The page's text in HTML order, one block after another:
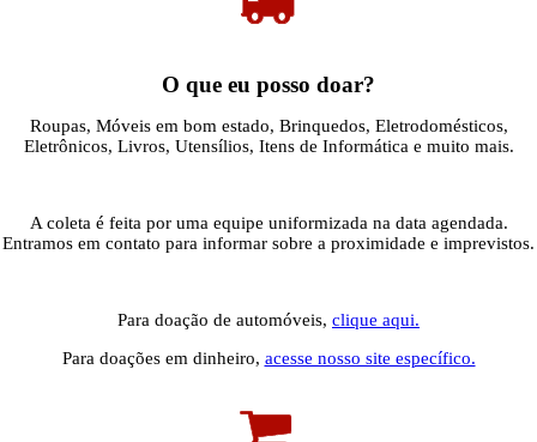
O que eu posso doar?
Roupas, Móveis em bom estado, Brinquedos, Eletrodomésticos,
Eletrônicos, Livros, Utensílios, Itens de Informática e muito mais.
A coleta é feita por uma equipe uniformizada na data agendada.
Entramos em contato para informar sobre a proximidade e imprevistos.
Para doação de automóveis, clique aqui.
Para doações em dinheiro, acesse nosso site específico.